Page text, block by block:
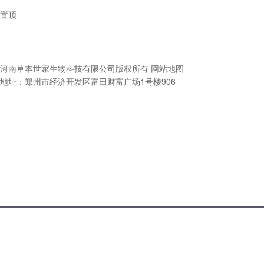
置顶
河南草本世家生物科技有限公司版权所有 网站地图
地址：郑州市经济开发区富田财富广场1号楼906